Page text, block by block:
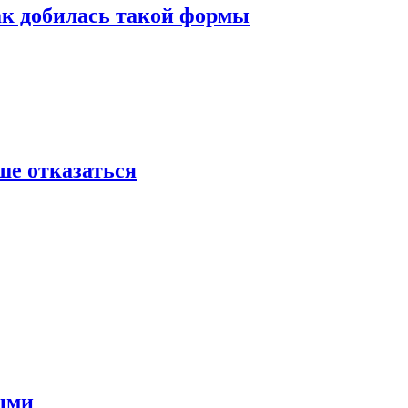
добилась такой формы
отказаться